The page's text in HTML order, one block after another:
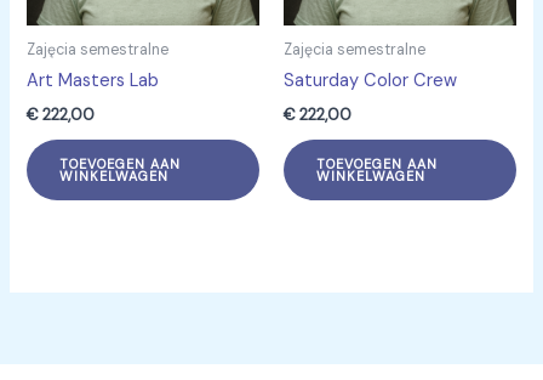
Zajęcia semestralne
Art Masters Lab
€222,00
TOEVOEGEN AAN
WINKELWAGEN
Zajęcia semestralne
Saturday Color Crew
€222,00
TOEVOEGEN AAN
WINKELWAGEN